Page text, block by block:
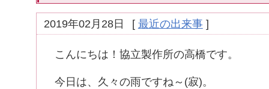
2019年02月28日 [ 最近の出来事]
こんにちは！協立製作所の高橋です。
今日は、久々の雨ですね～(寂)。